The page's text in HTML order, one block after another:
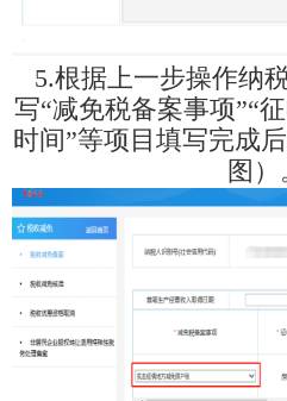
5.根据上一步操作纳
写“减免税备案事项”“
时间”等项目填写完成
图）